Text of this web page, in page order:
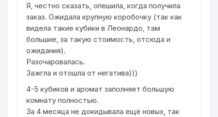
Я, честно сказать, опешила, когда получила
заказ. Ожидала крупную коробочку (так как
видела такие кубики в Леонардо, там
большие, за такую стоимость, отсюда и
ожидания).
Разочаровалась.
Зажгла и отошла от негатива)))
4-5 кубиков и аромат заполняет большую
комнату полностью.
За 4 месяца не докидывала ещё новых, так